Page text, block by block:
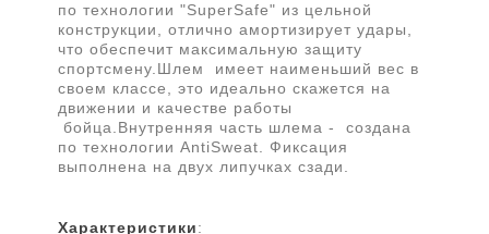
по технологии "SuperSafe" из цельной
конструкции, отлично амортизирует удары,
что обеспечит максимальную защиту
спортсмену.Шлем имеет наименьший вес в
своем классе, это идеально скажется на
движении и качестве работы
бойца.Внутренняя часть шлема - создана
по технологии AntiSweat. Фиксация
выполнена на двух липучках сзади.
Характеристики: